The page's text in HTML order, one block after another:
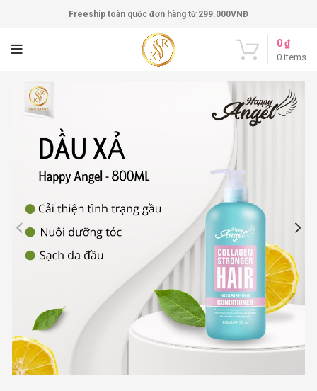
Freeship toàn quốc đơn hàng từ 299.000VNĐ
0 items
0₫